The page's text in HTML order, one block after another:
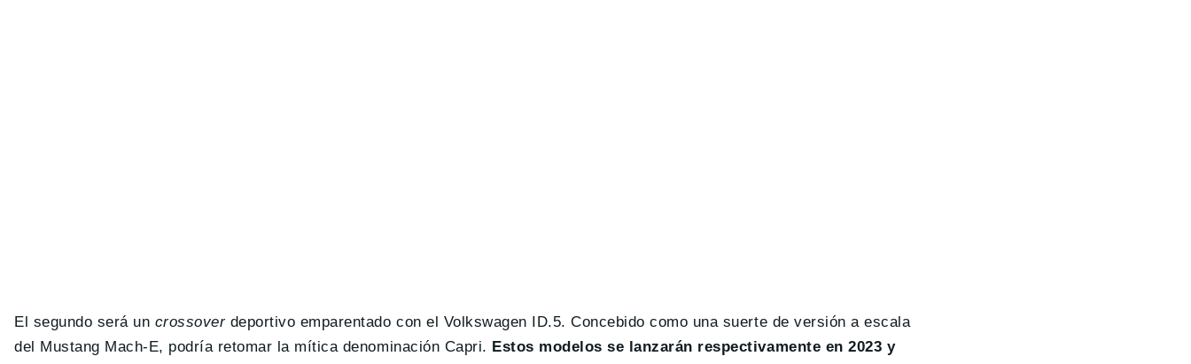
El segundo será un crossoverdeportivo emparentado con el Volkswagen ID.5. Concebido como una suerte de versión a escala
del Mustang Mach-E, podría retomar la mítica denominación Capri. Estos modelos se lanzarán respectivamente en 2023 y